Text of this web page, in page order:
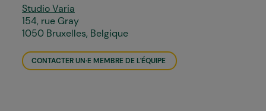
Studio Varia
154, rue Gray
1050 Bruxelles, Belgique
CONTACTER UN·E MEMBRE DE L'ÉQUIPE